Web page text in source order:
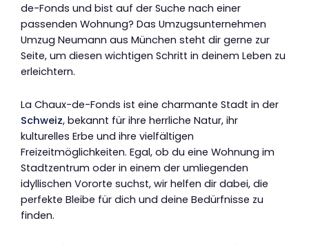
de-Fonds und bist auf der Suche nach einer
passenden Wohnung? Das Umzugsunternehmen
Umzug Neumann aus München steht dir gerne zur
Seite, um diesen wichtigen Schritt in deinem Leben zu
erleichtern.
La Chaux-de-Fonds ist eine charmante Stadt in der
Schweiz, bekannt für ihre herrliche Natur, ihr
kulturelles Erbe und ihre vielfältigen
Freizeitmöglichkeiten. Egal, ob du eine Wohnung im
Stadtzentrum oder in einem der umliegenden
idyllischen Vororte suchst, wir helfen dir dabei, die
perfekte Bleibe für dich und deine Bedürfnisse zu
finden.